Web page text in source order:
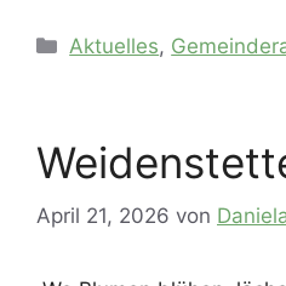
Kategorien
Aktuelles,
April 21, 2026 von